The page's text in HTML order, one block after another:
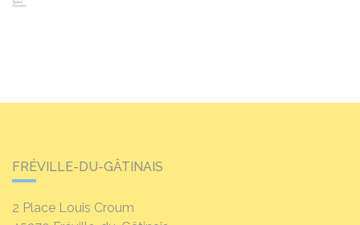
FRÉVILLE-DU-GÂTINAIS
2 Place Louis Croum